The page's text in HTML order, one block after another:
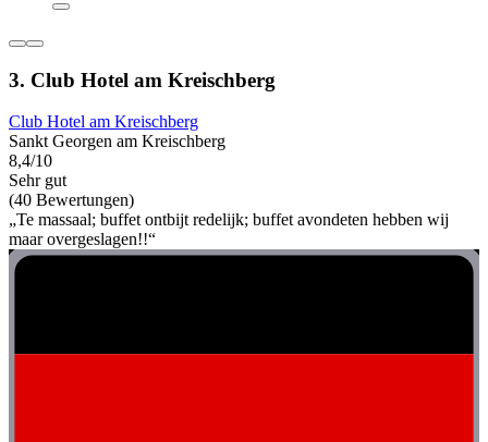
3. Club Hotel am Kreischberg
Club Hotel am Kreischberg
Sankt Georgen am Kreischberg
8,4/10
Sehr gut
(40 Bewertungen)
„Te massaal; buffet ontbijt redelijk; buffet avondeten hebben wij
maar overgeslagen!!“